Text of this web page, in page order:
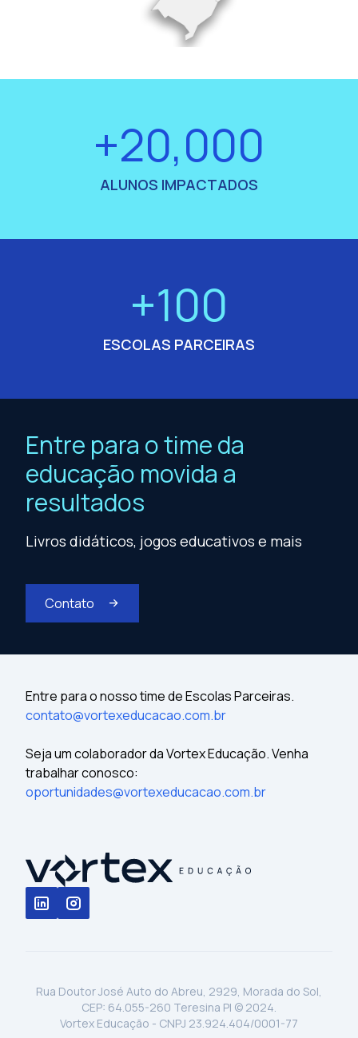
+20,000
ALUNOS IMPACTADOS
+100
ESCOLAS PARCEIRAS
Entre para o time da
educação movida a
resultados
Livros didáticos, jogos educativos e mais
Contato
Entre para o nosso time de Escolas Parceiras.
contato@vortexeducacao.com.br
Seja um colaborador da Vortex Educação. Venha
trabalhar conosco:
oportunidades@vortexeducacao.com.br
Rua Doutor José Auto do Abreu, 2929, Morada do Sol,
CEP: 64.055-260 Teresina PI © 2024.
Vortex Educação - CNPJ 23.924.404/0001-77